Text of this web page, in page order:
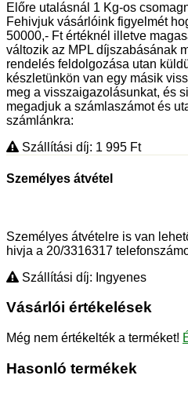
Előre utalásnál 1 Kg-os
Fehivjuk vásárlóink figyelmét
50000,- Ft értéknél illetve
változik az MPL díjszabásának
rendelés feldolgozása utan
készletünkön van egy másik
meg a visszaigazolásunkat, és
megadjuk a számlaszámot és
számlánkra:
Szállítási díj: 1 995 Ft
Személyes átvétel
Személyes átvételre is van
hivja a 20/3316317
Szállítási díj: Ingyenes
Vásárlói értékelések
Még nem értékelték a terméket!
Hasonló termékek